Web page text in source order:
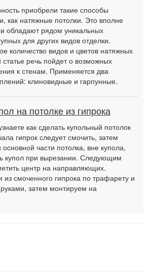
приобрели такие способы
как натяжные потолки. Это вполне
обладают рядом уникальных
для других видов отделки.
количество видов и цветов натяжных
статье речь пойдет о возможных
к стенам. Применяется два
клиновидные и гарпунные.
на потолке из гипрока
как сделать купольный потолок
гипрок следует смочить, затем
части потолка, вне купола,
купол при вырезании. Следующим
центр на направляющих.
из смоченного гипрока по трафарету и
затем монтируем на